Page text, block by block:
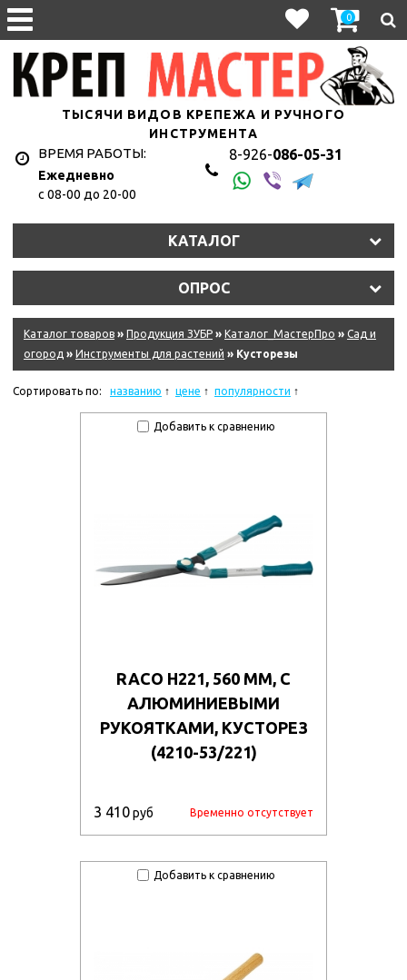
0
ТЫСЯЧИ ВИДОВ КРЕПЕЖА И РУЧНОГО
ИНСТРУМЕНТА
ВРЕМЯ РАБОТЫ:
Ежедневно
с 08-00 до 20-00
8-926-086-05-31
КАТАЛОГ
ОПРОС
Каталог товаров » Продукция ЗУБР » Каталог_МастерПро » Сад и
огород » Инструменты для растений » Кусторезы
Сортировать по: названию цене популярности
Добавить к сравнению
RACO H221, 560 ММ, С
АЛЮМИНИЕВЫМИ
РУКОЯТКАМИ, КУСТОРЕЗ
(4210-53/221)
3 410руб Временно отсутствует
Добавить к сравнению